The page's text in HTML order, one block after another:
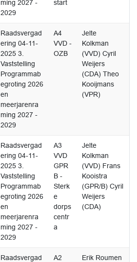
ming 2027 -
2029
start
Raadsvergad
ering 04-11-
2025 3.
Vaststelling
Programmab
egroting 2026
en
meerjarenra
ming 2027 -
2029
A4
VVD -
OZB
Jelte
Kolkman
(VVD) Cyril
Weijers
(CDA) Theo
Kooijmans
(VPR)
Raadsvergad
ering 04-11-
2025 3.
Vaststelling
Programmab
egroting 2026
en
meerjarenra
ming 2027 -
2029
A3
VVD
GPR
B -
Sterk
e
dorps
centr
a
Jelte
Kolkman
(VVD) Frans
Kooistra
(GPR/B) Cyril
Weijers
(CDA)
Raadsvergad
A2
Erik Roumen